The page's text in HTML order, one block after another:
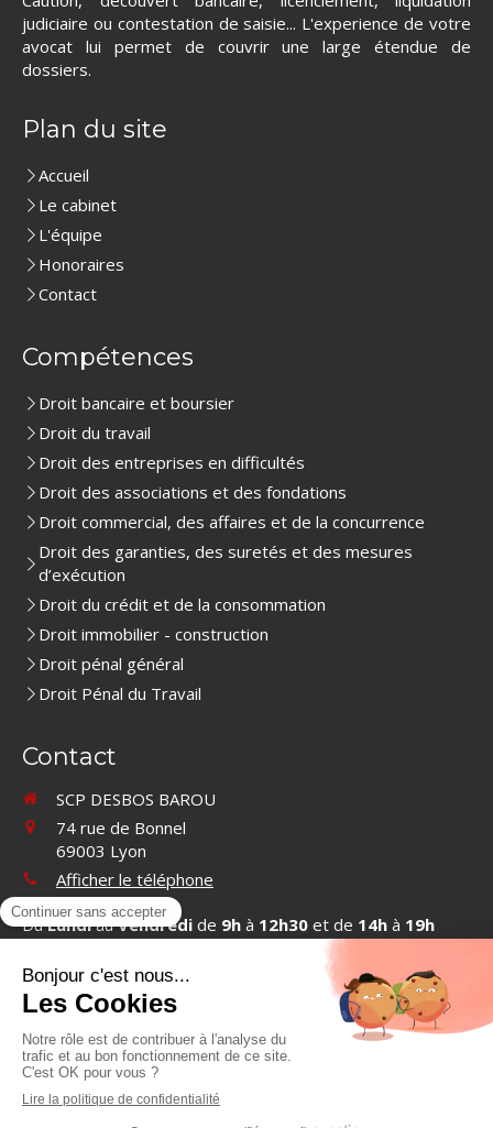
judiciaire ou contestation de saisie... L'experience de votre
avocat lui permet de couvrir une large étendue de
dossiers.
Plan du site
Accueil
Le cabinet
L'équipe
Honoraires
Contact
Compétences
Droit bancaire et boursier
Droit du travail
Droit des entreprises en difficultés
Droit des associations et des fondations
Droit commercial, des affaires et de la concurrence
Droit des garanties, des suretés et des mesures
d’exécution
Droit du crédit et de la consommation
Droit immobilier - construction
Droit pénal général
Droit Pénal du Travail
Contact
SCP DESBOS BAROU
74 rue de Bonnel
69003 Lyon
Afficher le téléphone
DuLundiauVendredi de 9h à 12h30 et de 14h à 19h
Contacter SCP DESBOS BAROU
©2019 SCP DESBOS BAROU - Cabinet d'avocats à Lyon
Mentions légales